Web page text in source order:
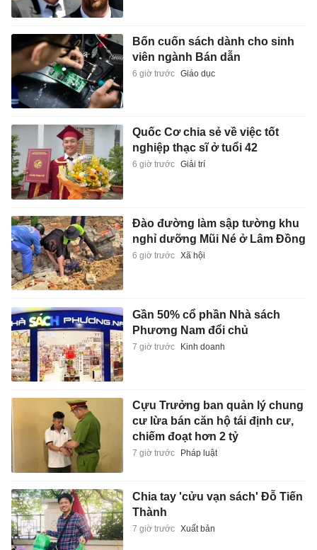
Bốn cuốn sách dành cho sinh
viên ngành Bán dẫn
6 giờ trước Giáo dục
Quốc Cơ chia sẻ về việc tốt
nghiệp thạc sĩ ở tuổi 42
6 giờ trước Giải trí
Đào đường làm sập tường khu
nghỉ dưỡng Mũi Né ở Lâm Đồng
6 giờ trước Xã hội
Gần 50% cổ phần Nhà sách
Phương Nam đổi chủ
7 giờ trước Kinh doanh
Cựu Trưởng ban quản lý chung
cư lừa bán căn hộ tái định cư,
chiếm đoạt hơn 2 tỷ
7 giờ trước Pháp luật
Chia tay 'cửu vạn sách' Đỗ Tiến
Thành
7 giờ trước Xuất bản